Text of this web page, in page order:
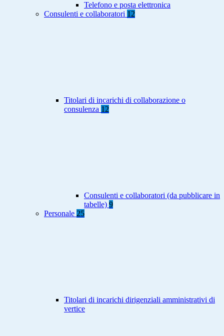
Telefono e posta elettronica
Consulenti e collaboratori 12
Titolari di incarichi di collaborazione o
consulenza 12
Consulenti e collaboratori (da pubblicare in
tabelle) 9
Personale 25
Titolari di incarichi dirigenziali amministrativi di
vertice